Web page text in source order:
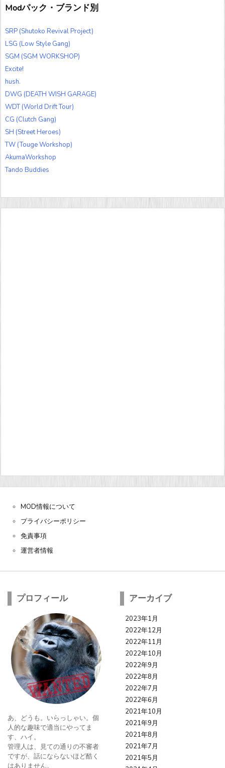
Modパック・ブランド別
SRP (Shutoko Revival Project)
LSG (Low Style Gang)
SGM (SGM WORKSHOP)
Excite!
hush.
DWG (DEATH WISH GARAGE)
WDT (World Drift Tour)
CG (Clutch Gang)
SH (Street Heroes)
TW (Touge Workshop)
AkumaWorkshop
Tando Buddies
MOD情報について
プライバシーポリシー
免責事項
運営者情報
プロフィール
あ、どうも。いらっしゃい。個
人的な趣味で適当にやってま
す、ハイ。
管理人は、見ての通りの不審者
ですが、話にならないほど酷く
はありません。
アーカイブ
2023年1月
2022年12月
2022年11月
2022年10月
2022年9月
2022年8月
2022年7月
2022年6月
2021年10月
2021年9月
2021年8月
2021年7月
2021年5月